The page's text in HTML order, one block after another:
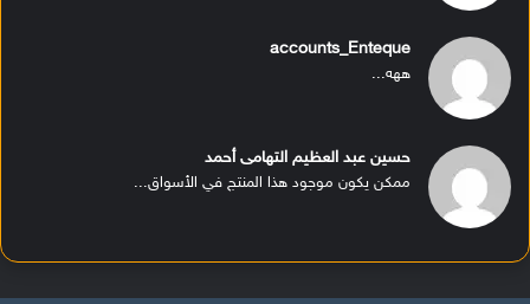
accounts_Enteque
ههه...
حسين عبد العظيم التهامى أحمد
ممكن يكون موجود هذا المنتج في الأسواق...